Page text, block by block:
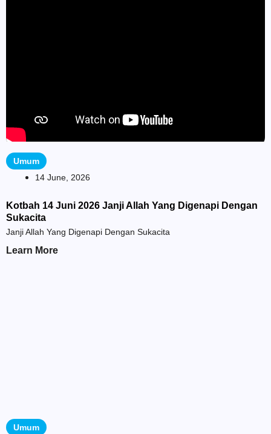
Umum
14 June, 2026
Kotbah 14 Juni 2026 Janji Allah Yang Digenapi Dengan
Sukacita
Janji Allah Yang Digenapi Dengan Sukacita
Learn More
Umum